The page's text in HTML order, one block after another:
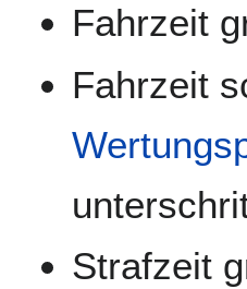
Fahrzeit
Fahrzeit
Strafzeit